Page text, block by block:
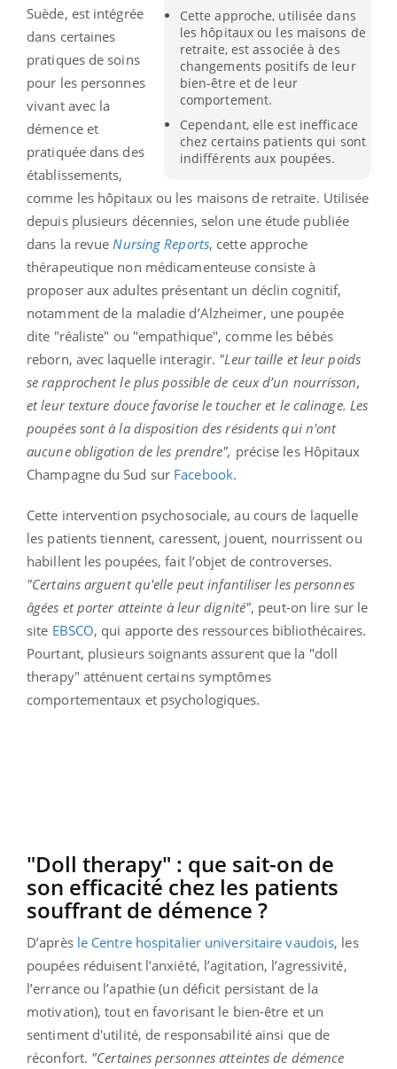
Cette approche, utilisée dans
les hôpitaux ou les maisons de
retraite, est associée à des
changements positifs de leur
bien-être et de leur
comportement.
Cependant, elle est inefficace
chez certains patients qui sont
indifférents aux poupées.
Suède, est intégrée
dans certaines
pratiques de soins
pour les personnes
vivant avec la
démence et
pratiquée dans des
établissements,
comme les hôpitaux ou les maisons de retraite. Utilisée
depuis plusieurs décennies, selon une étude publiée
dans la revue Nursing Reports, cette approche
thérapeutique non médicamenteuse consiste à
proposer aux adultes présentant un déclin cognitif,
notamment de la maladie d’Alzheimer, une poupée
dite "réaliste" ou "empathique", comme les bébés
reborn, avec laquelle interagir. "Leur taille et leur poids
se rapprochent le plus possible de ceux d’un nourrisson,
et leur texture douce favorise le toucher et le calinage. Les
poupées sont à la disposition des résidents qui n'ont
aucune obligation de les prendre", précise les Hôpitaux
Champagne du Sud sur Facebook.
Cette intervention psychosociale, au cours de laquelle
les patients tiennent, caressent, jouent, nourrissent ou
habillent les poupées, fait l’objet de controverses.
"Certains arguent qu'elle peut infantiliser les personnes
âgées et porter atteinte à leur dignité", peut-on lire sur le
site EBSCO, qui apporte des ressources bibliothécaires.
Pourtant, plusieurs soignants assurent que la "doll
therapy" atténuent certains symptômes
comportementaux et psychologiques.
"Doll therapy" : que sait-on de
son efficacité chez les patients
souffrant de démence ?
D’après le Centre hospitalier universitaire vaudois, les
poupées réduisent l’anxiété, l’agitation, l’agressivité,
l’errance ou l’apathie (un déficit persistant de la
motivation), tout en favorisant le bien-être et un
sentiment d'utilité, de responsabilité ainsi que de
réconfort. "Certaines personnes atteintes de démence